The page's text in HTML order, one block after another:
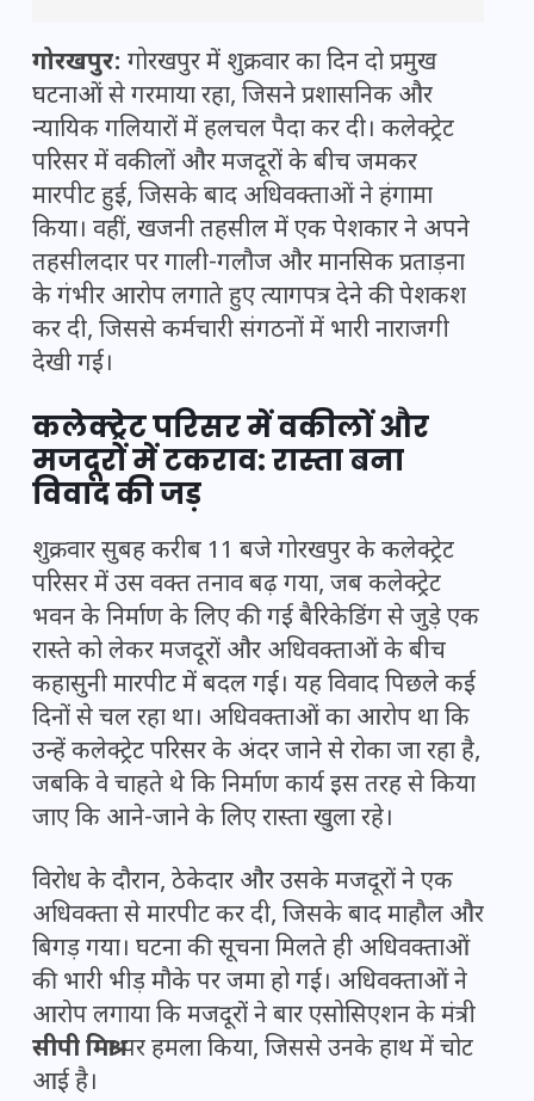
गोरखपुर: गोरखपुर में शुक्रवार का दिन दो प्रमुख
घटनाओं से गरमाया रहा, जिसने प्रशासनिक और
न्यायिक गलियारों में हलचल पैदा कर दी। कलेक्ट्रेट
परिसर में वकीलों और मजदूरों के बीच जमकर
मारपीट हुई, जिसके बाद अधिवक्ताओं ने हंगामा
किया। वहीं, खजनी तहसील में एक पेशकार ने अपने
तहसीलदार पर गाली-गलौज और मानसिक प्रताड़ना
के गंभीर आरोप लगाते हुए त्यागपत्र देने की पेशकश
कर दी, जिससे कर्मचारी संगठनों में भारी नाराजगी
देखी गई।
कलेक्ट्रेट परिसर में वकीलों और
मजदूरों में टकराव: रास्ता बना
विवाद की जड़
शुक्रवार सुबह करीब 11 बजे गोरखपुर के कलेक्ट्रेट
परिसर में उस वक्त तनाव बढ़ गया, जब कलेक्ट्रेट
भवन के निर्माण के लिए की गई बैरिकेडिंग से जुड़े एक
रास्ते को लेकर मजदूरों और अधिवक्ताओं के बीच
कहासुनी मारपीट में बदल गई। यह विवाद पिछले कई
दिनों से चल रहा था। अधिवक्ताओं का आरोप था कि
उन्हें कलेक्ट्रेट परिसर के अंदर जाने से रोका जा रहा है,
जबकि वे चाहते थे कि निर्माण कार्य इस तरह से किया
जाए कि आने-जाने के लिए रास्ता खुला रहे।
विरोध के दौरान, ठेकेदार और उसके मजदूरों ने एक
अधिवक्ता से मारपीट कर दी, जिसके बाद माहौल और
बिगड़ गया। घटना की सूचना मिलते ही अधिवक्ताओं
की भारी भीड़ मौके पर जमा हो गई। अधिवक्ताओं ने
आरोप लगाया कि मजदूरों ने बार एसोसिएशन के मंत्री
सीपी मिश्रापर हमला किया, जिससे उनके हाथ में चोट
आई है।